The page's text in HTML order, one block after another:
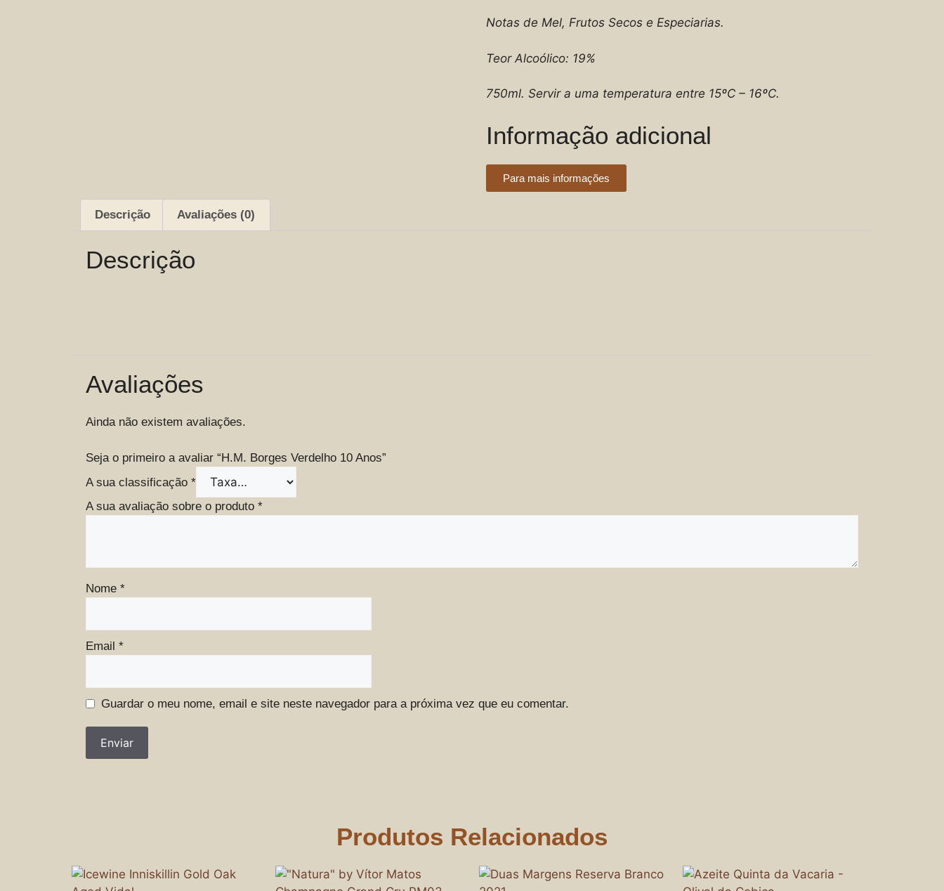
Notas de Mel, Frutos Secos e Especiarias.
Teor Alcoólico: 19%
750ml. Servir a uma temperatura entre 15ºC – 16ºC.
Informação adicional
Para mais informações
Descrição Avaliações (0)
Descrição
Avaliações
Ainda não existem avaliações.
Seja o primeiro a avaliar “H.M. Borges Verdelho 10 Anos”
A sua classificação *
A sua avaliação sobre o produto *
Nome *
Email *
Guardar o meu nome, email e site neste navegador para a próxima vez que eu comentar.
Produtos Relacionados